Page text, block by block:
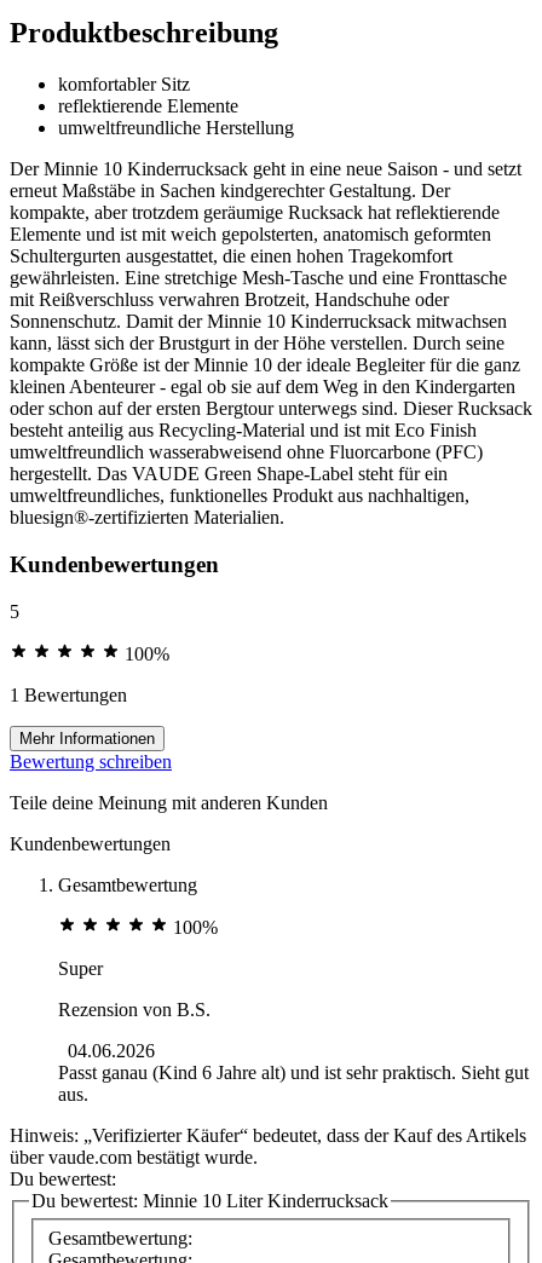
Produktbeschreibung
komfortabler Sitz
reflektierende Elemente
umweltfreundliche Herstellung
Der Minnie 10 Kinderrucksack geht in eine neue Saison - und setzt
erneut Maßstäbe in Sachen kindgerechter Gestaltung. Der
kompakte, aber trotzdem geräumige Rucksack hat reflektierende
Elemente und ist mit weich gepolsterten, anatomisch geformten
Schultergurten ausgestattet, die einen hohen Tragekomfort
gewährleisten. Eine stretchige Mesh-Tasche und eine Fronttasche
mit Reißverschluss verwahren Brotzeit, Handschuhe oder
Sonnenschutz. Damit der Minnie 10 Kinderrucksack mitwachsen
kann, lässt sich der Brustgurt in der Höhe verstellen. Durch seine
kompakte Größe ist der Minnie 10 der ideale Begleiter für die ganz
kleinen Abenteurer - egal ob sie auf dem Weg in den Kindergarten
oder schon auf der ersten Bergtour unterwegs sind. Dieser Rucksack
besteht anteilig aus Recycling-Material und ist mit Eco Finish
umweltfreundlich wasserabweisend ohne Fluorcarbone (PFC)
hergestellt. Das VAUDE Green Shape-Label steht für ein
umweltfreundliches, funktionelles Produkt aus nachhaltigen,
bluesign®-zertifizierten Materialien.
Kundenbewertungen
5
100%
1 Bewertungen
Mehr Informationen
Bewertung schreiben
Teile deine Meinung mit anderen Kunden
Kundenbewertungen
Gesamtbewertung
100%
Super
Rezension von B.S.
04.06.2026
Passt ganau (Kind 6 Jahre alt) und ist sehr praktisch. Sieht gut
aus.
Hinweis: „Verifizierter Käufer“ bedeutet, dass der Kauf des Artikels
über vaude.com bestätigt wurde.
Du bewertest:
Du bewertest: Minnie 10 Liter Kinderrucksack
Gesamtbewertung: